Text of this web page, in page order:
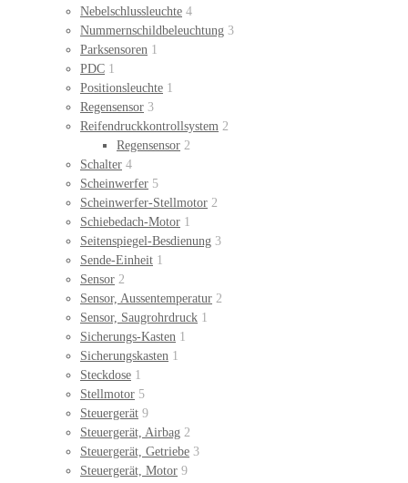
Nebelschlussleuchte 4
Nummernschildbeleuchtung 3
Parksensoren 1
PDC 1
Positionsleuchte 1
Regensensor 3
Reifendruckkontrollsystem 2
Regensensor 2
Schalter 4
Scheinwerfer 5
Scheinwerfer-Stellmotor 2
Schiebedach-Motor 1
Seitenspiegel-Besdienung 3
Sende-Einheit 1
Sensor 2
Sensor, Aussentemperatur 2
Sensor, Saugrohrdruck 1
Sicherungs-Kasten 1
Sicherungskasten 1
Steckdose 1
Stellmotor 5
Steuergerät 9
Steuergerät, Airbag 2
Steuergerät, Getriebe 3
Steuergerät, Motor 9